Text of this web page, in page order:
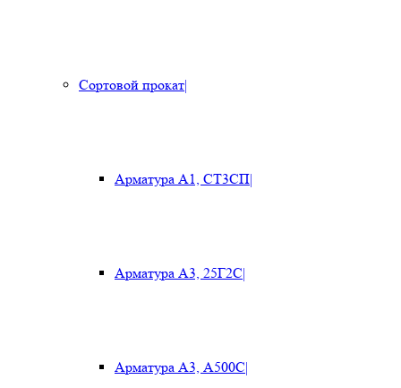
Сортовой прокат|
Арматура А1, СТ3СП|
Арматура А3, 25Г2С|
Арматура А3, А500С|